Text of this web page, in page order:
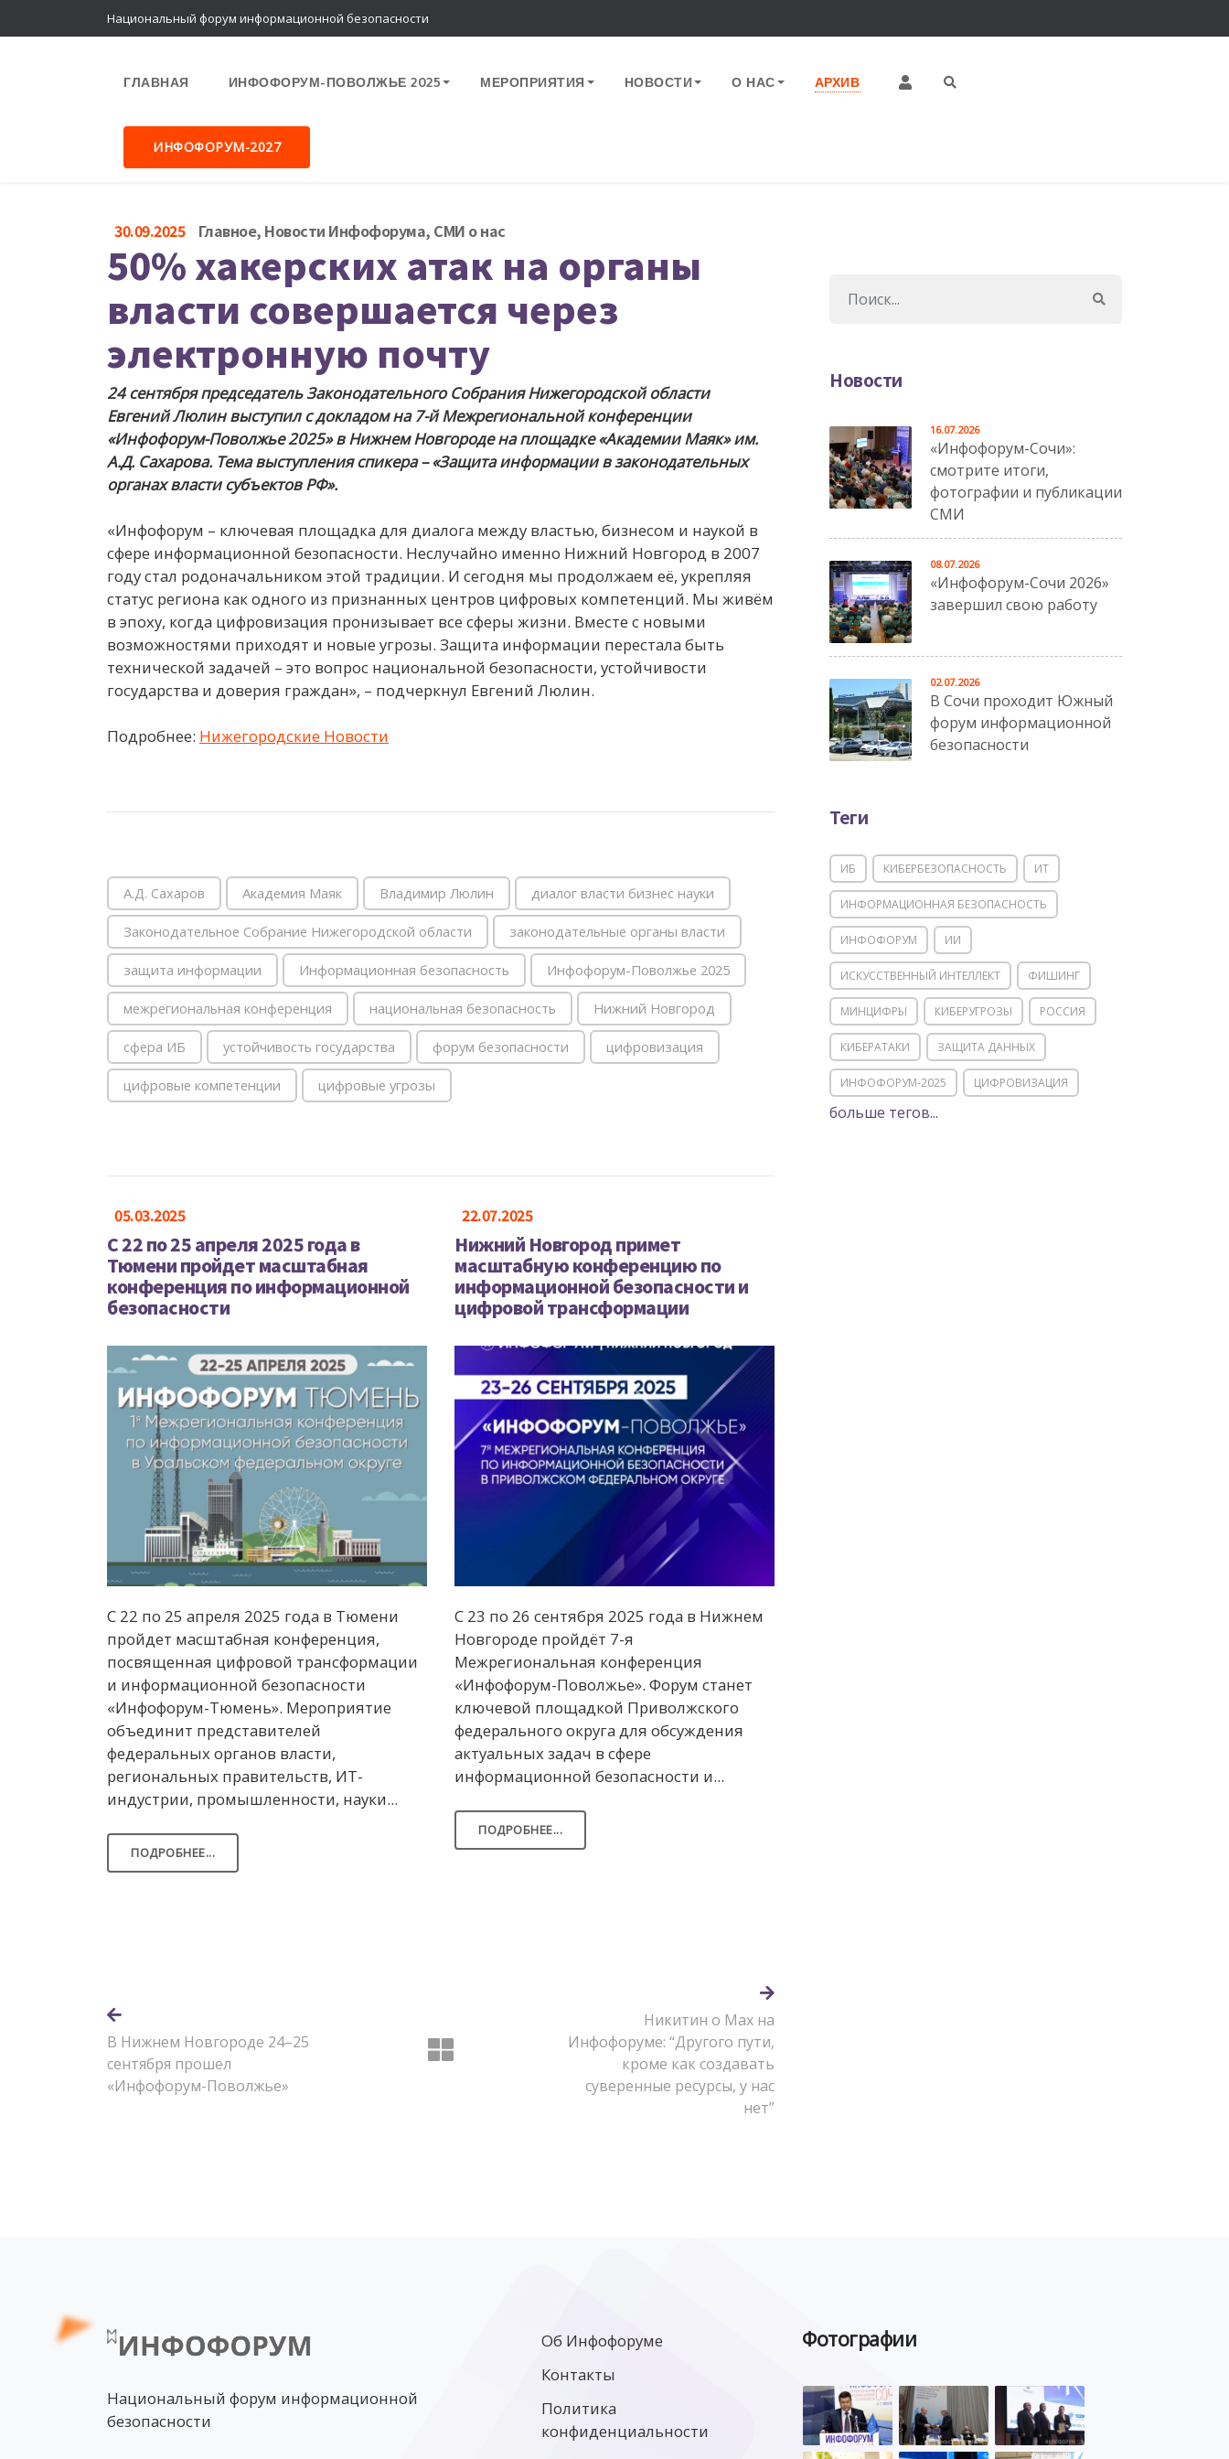
Национальный форум информационной безопасности
ГЛАВНАЯ ИНФОФОРУМ-ПОВОЛЖЬЕ 2025 МЕРОПРИЯТИЯ НОВОСТИ О НАС АРХИВ
ИНФОФОРУМ-2027
30.09.2025 Главное, Новости Инфофорума, СМИ о нас
50% хакерских атак на органы
власти совершается через
электронную почту
24 сентября председатель Законодательного Собрания Нижегородской области
Евгений Люлин выступил с докладом на 7-й Межрегиональной конференции
«Инфофорум-Поволжье 2025» в Нижнем Новгороде на площадке «Академии Маяк» им.
А.Д. Сахарова. Тема выступления спикера – «Защита информации в законодательных
органах власти субъектов РФ».
«Инфофорум – ключевая площадка для диалога между властью, бизнесом и наукой в
сфере информационной безопасности. Неслучайно именно Нижний Новгород в 2007
году стал родоначальником этой традиции. И сегодня мы продолжаем её, укрепляя
статус региона как одного из признанных центров цифровых компетенций. Мы живём
в эпоху, когда цифровизация пронизывает все сферы жизни. Вместе с новыми
возможностями приходят и новые угрозы. Защита информации перестала быть
технической задачей – это вопрос национальной безопасности, устойчивости
государства и доверия граждан», – подчеркнул Евгений Люлин.
Подробнее: Нижегородские Новости
А.Д. Сахаров Академия Маяк Владимир Люлин диалог власти бизнес науки
Законодательное Собрание Нижегородской области законодательные органы власти
защита информации Информационная безопасность Инфофорум-Поволжье 2025
межрегиональная конференция национальная безопасность Нижний Новгород
сфера ИБ устойчивость государства форум безопасности цифровизация
цифровые компетенции цифровые угрозы
05.03.2025
С 22 по 25 апреля 2025 года в
Тюмени пройдет масштабная
конференция по информационной
безопасности
С 22 по 25 апреля 2025 года в Тюмени
пройдет масштабная конференция,
посвященная цифровой трансформации
и информационной безопасности
«Инфофорум-Тюмень». Мероприятие
объединит представителей
федеральных органов власти,
региональных правительств, ИТ-
индустрии, промышленности, науки...
ПОДРОБНЕЕ...
22.07.2025
Нижний Новгород примет
масштабную конференцию по
информационной безопасности и
цифровой трансформации
С 23 по 26 сентября 2025 года в Нижнем
Новгороде пройдёт 7-я
Межрегиональная конференция
«Инфофорум-Поволжье». Форум станет
ключевой площадкой Приволжского
федерального округа для обсуждения
актуальных задач в сфере
информационной безопасности и...
ПОДРОБНЕЕ...
В Нижнем Новгороде 24–25
сентября прошел
«Инфофорум-Поволжье»
Никитин о Max на
Инфофоруме: “Другого пути,
кроме как создавать
суверенные ресурсы, у нас
нет”
Новости
«Инфофорум-Сочи»:
смотрите итоги,
фотографии и публикации
СМИ
16.07.2026
«Инфофорум-Сочи 2026»
завершил свою работу
08.07.2026
В Сочи проходит Южный
форум информационной
безопасности
02.07.2026
Теги
ИБ КИБЕРБЕЗОПАСНОСТЬ ИТ
ИНФОРМАЦИОННАЯ БЕЗОПАСНОСТЬ
ИНФОФОРУМ ИИ
ИСКУССТВЕННЫЙ ИНТЕЛЛЕКТ ФИШИНГ
МИНЦИФРЫ КИБЕРУГРОЗЫ РОССИЯ
КИБЕРАТАКИ ЗАЩИТА ДАННЫХ
ИНФОФОРУМ-2025 ЦИФРОВИЗАЦИЯ
КИИ ИТ-ИНФРАСТРУКТУРА
больше тегов...
Национальный форум информационной
безопасности
Об Инфофоруме
Контакты
Политика
конфиденциальности
Фотографии